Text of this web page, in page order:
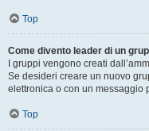
Top
Come divento leader di un
I gruppi vengono creati
Se desideri creare un nuovo
elettronica o con un messaggio
Top